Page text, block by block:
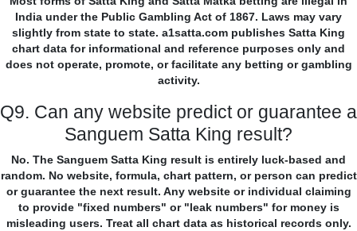
India under the Public Gambling Act of 1867. Laws may vary
slightly from state to state. a1satta.com publishes Satta King
chart data for informational and reference purposes only and
does not operate, promote, or facilitate any betting or gambling
activity.
Q9. Can any website predict or guarantee a
Sanguem Satta King result?
No. The Sanguem Satta King result is entirely luck-based and
random. No website, formula, chart pattern, or person can predict
or guarantee the next result. Any website or individual claiming
to provide "fixed numbers" or "leak numbers" for money is
misleading users. Treat all chart data as historical records only.